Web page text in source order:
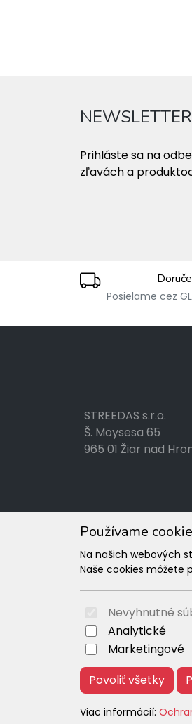
NEWSLETTER
Prihláste sa na
zľavách a
Posielame cez
Používame
Na našich webových
Naše cookies môžete
Nevyhnutné
Analytické
Marketingové
Povoliť všetky
Viac informácií:
STREEDAS s.r.o.
Š. Moysesa 65
965 01 Žiar nad